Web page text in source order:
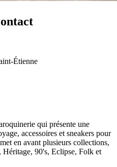
Étienne
qui présente une
accessoires et sneakers pour
en avant plusieurs collections,
90's, Eclipse, Folk et